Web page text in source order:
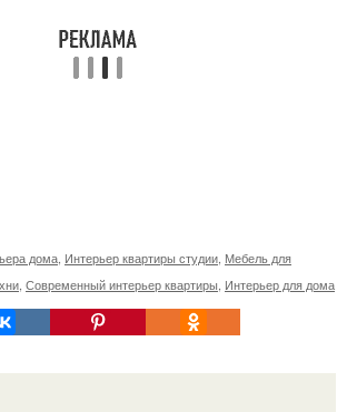
дома Интерьер квартиры студии Мебель для
Современный интерьер квартиры Интерьер для дома